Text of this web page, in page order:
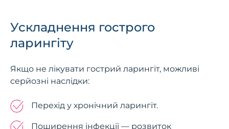
Ускладнення гострого
ларингіту
Якщо не лікувати гострий ларингіт, можливі
серйозні наслідки:
Перехід у хронічний ларингіт.
Поширення інфекції — розвиток